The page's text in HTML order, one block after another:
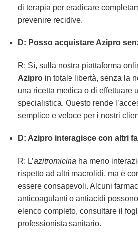
di terapia per eradicare
prevenire recidive.
D: Posso acquistare Azipro
R: Sì, sulla nostra piattaforma
Aziproin totale libertà, senza la
una ricetta medica o di effettuare
specialistica. Questo rende
semplice e veloce per i nostri
D: Azipro interagisce con altri
R: L’azitromicina ha meno
rispetto ad altri macrolidi, ma è
essere consapevoli. Alcuni
anticoagulanti o antiacidi
elenco completo, consultare il
professionista sanitario.